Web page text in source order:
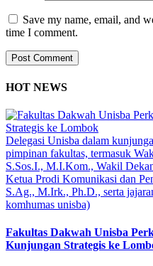
Save my name, email, and
time I comment.
HOT NEWS
Delegasi Unisba dalam
pimpinan fakultas, termasuk
S.Sos.I., M.I.Kom., Wakil
Ketua Prodi Komunikasi dan
S.Ag., M.Irk., Ph.D., serta
komhumas unisba)
Fakultas Dakwah Unisba
Kunjungan Strategis ke